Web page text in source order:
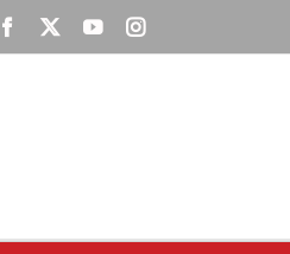
Facebook
X YouTubeInstagram